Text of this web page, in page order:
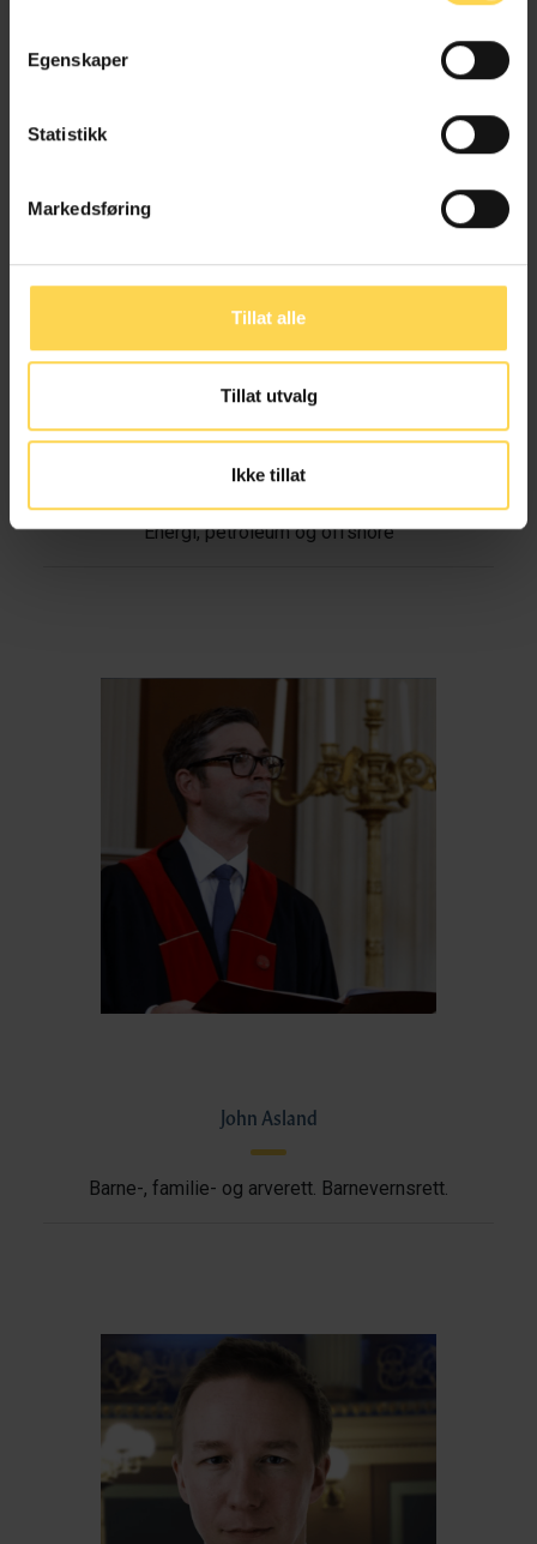
Egenskaper
Statistikk
Markedsføring
Tillat alle
Tillat utvalg
Ikke tillat
Energi, petroleum og offshore
John Asland
Barne-, familie- og arverett. Barnevernsrett.